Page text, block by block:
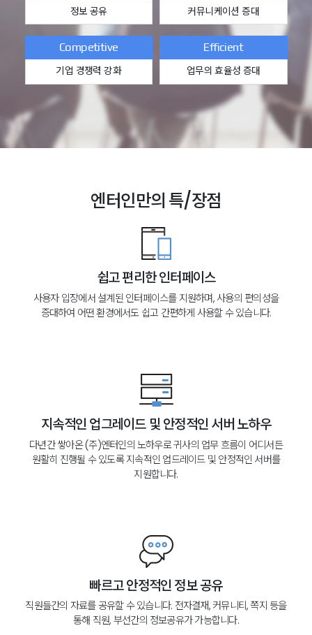
정보 공유 커뮤니케이션 증대
Competitive
기업 경쟁력 강화
Efficient
업무의 효율성 증대
엔터인만의 특/장점
쉽고 편리한 인터페이스
사용자 입장에서 설계된 인터페이스를 지원하며, 사용의 편의성을
증대하여 어떤 환경에서도 쉽고 간편하게 사용할 수 있습니다.
지속적인 업그레이드 및 안정적인 서버 노하우
다년간 쌓아온 (주)엔터인의 노하우로 귀사의 업무 흐름이 어디서든
원활히 진행될 수 있도록 지속적인 업드레이드 및 안정적인 서버를
지원합니다.
빠르고 안정적인 정보 공유
직원들간의 자료를 공유할 수 있습니다. 전자결재, 커뮤니티, 쪽지 등을
통해 직원, 부선간의 정보공유가 가능합니다.